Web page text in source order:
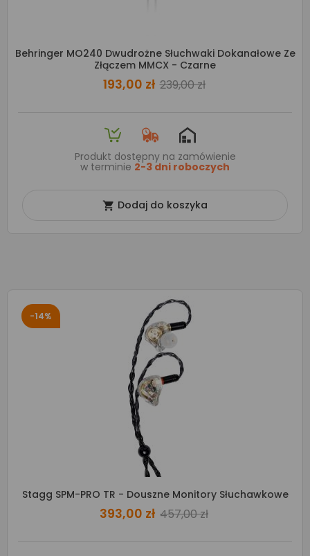
Behringer MO240 Dwudrożne Słuchwaki Dokanałowe Ze
Złączem MMCX - Czarne
193,00 zł 239,00 zł
Produkt dostępny na zamówienie
w terminie 2-3 dni roboczych
 Dodaj do koszyka
-14%
Stagg SPM-PRO TR - Douszne Monitory Słuchawkowe
393,00 zł 457,00 zł